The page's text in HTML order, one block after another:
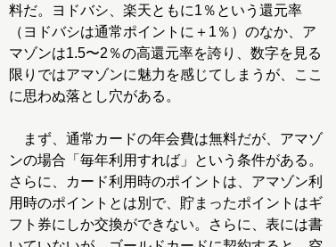
料だ。ヨドバシ、楽天ともに1％という還元率
（ヨドバシは通常ポイントに＋1％）のなか、ア
マゾンは1.5〜2％の高還元率を誇り、数字を見る
限りではアマゾンに魅力を感じてしまうが、ここ
に思わぬ落とし穴がある。
まず、通常カードの年会費は無料だが、アマゾ
ンの場合「毎年利用すれば」という条件がある。
さらに、カード利用時のポイントは、アマゾン利
用時のポイントとは別で、貯まったポイントはギ
フト券にしか交換ができない。さらに、表には書